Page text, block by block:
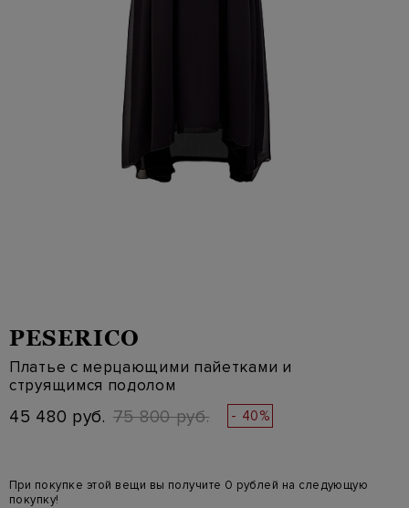
PESERICO
Платье с мерцающими пайетками и
струящимся подолом
45 480 руб. 75 800 руб. - 40%
При покупке этой вещи вы получите 0 рублей на следующую
покупку!